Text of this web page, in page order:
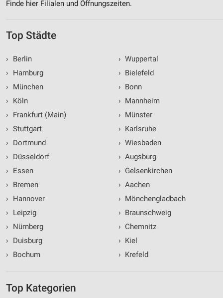
Finde hier Filialen und Öffnungszeiten.
Top Städte
›
Berlin
›
Hamburg
›
München
›
Köln
›
Frankfurt (Main)
› Stuttgart
›
Dortmund
›
Düsseldorf
›
Essen
›
Bremen
›
Hannover
›
Leipzig
›
Nürnberg
›
Duisburg
›
Bochum
› Wuppertal
› Bielefeld
› Bonn
› Mannheim
› Münster
› Karlsruhe
› Wiesbaden
› Augsburg
› Gelsenkirchen
› Aachen
› Mönchengladbach
› Braunschweig
› Chemnitz
› Kiel
› Krefeld
Top Kategorien